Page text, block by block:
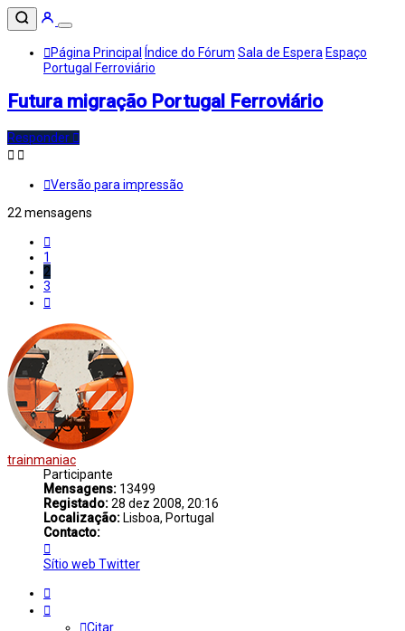
Página Principal Índice do Fórum Sala de Espera Espaço
Portugal Ferroviário
Futura migração Portugal Ferroviário
Responder
Versão para impressão
22 mensagens
1
2
3
trainmaniac
Participante
Mensagens: 13499
Registado:28 dez 2008, 20:16
Localização: Lisboa, Portugal
Contacto:
trainmaniac
Sítio web Twitter
Citar